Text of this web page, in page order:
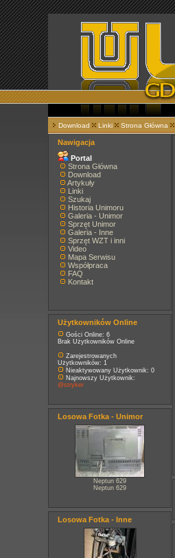
Download Linki Strona Główna
Nawigacja
Portal
Strona Główna
Download
Artykuły
Linki
Szukaj
Historia Unimoru
Galeria - Unimor
Sprzęt Unimor
Galeria - Inne
Sprzęt WZT i inni
Video
Mapa Serwisu
Współpraca
FAQ
Kontakt
Użytkowników Online
Gości Online: 6
Brak Użytkowników Online
Zarejestrowanych
Użytkowników: 1
Nieaktywowany Użytkownik: 0
Najnowszy Użytkownik:
@stryker
Losowa Fotka - Unimor
Neptun 629
Neptun 629
Losowa Fotka - Inne